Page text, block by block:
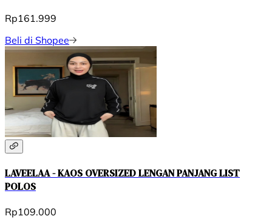
Rp161.999
Beli di Shopee
LAVEELAA - KAOS OVERSIZED LENGAN PANJANG LIST
POLOS
Rp109.000